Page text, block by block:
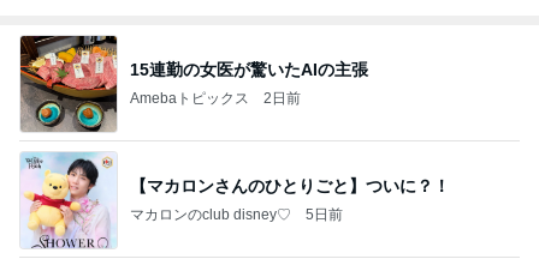
15連勤の女医が驚いたAIの主張
Amebaトピックス 2日前
【マカロンさんのひとりごと】ついに？！
マカロンのclub disney♡ 5日前